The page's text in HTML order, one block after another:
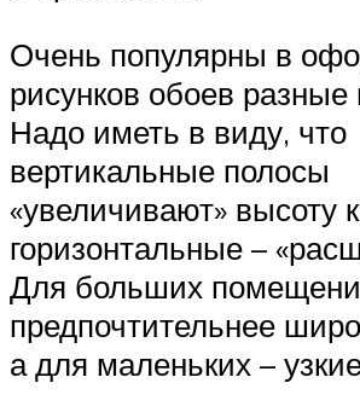
Очень популярны в
рисунков обоев разные
Надо иметь в виду, что
вертикальные полосы
«увеличивают» высоту
горизонтальные –
Для больших
предпочтительнее
а для маленьких –